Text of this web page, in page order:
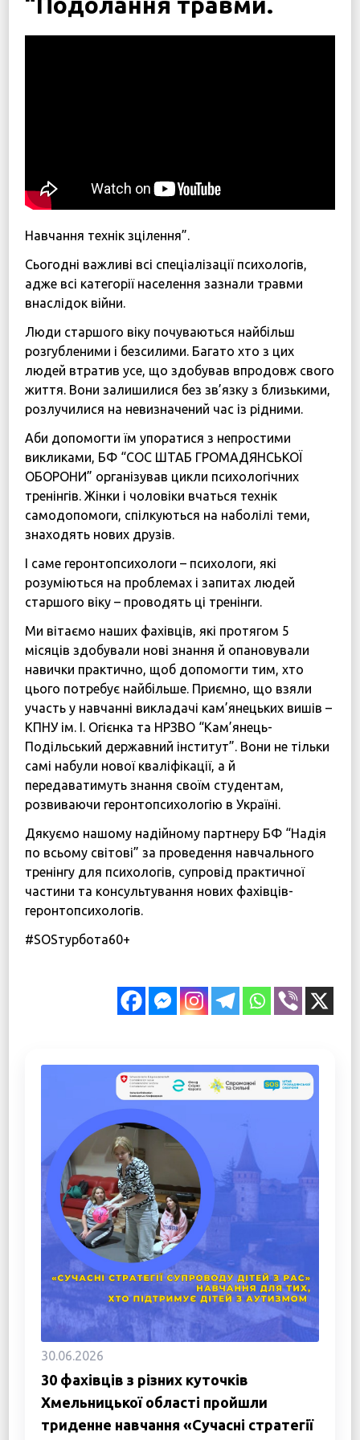
Закупівлі
Україна, м. Кам’янець-Подільський,
вул. Івана Франка, 30
sos.fondbf@gmail.com
+38 067 38 44 344
Навчання технік зцілення”.
Сьогодні важливі всі спеціалізації психологів,
адже всі категорії населення зазнали травми
внаслідок війни.
Люди старшого віку почуваються найбільш
розгубленими і безсилими. Багато хто з цих
людей втратив усе, що здобував впродовж свого
життя. Вони залишилися без зв’язку з близькими,
розлучилися на невизначений час із рідними.
Аби допомогти їм упоратися з непростими
викликами, БФ “СОС ШТАБ ГРОМАДЯНСЬКОЇ
ОБОРОНИ” організував цикли психологічних
тренінгів. Жінки і чоловіки вчаться технік
самодопомоги, спілкуються на наболілі теми,
знаходять нових друзів.
І саме геронтопсихологи – психологи, які
розуміються на проблемах і запитах людей
старшого віку – проводять ці тренінги.
Ми вітаємо наших фахівців, які протягом 5
місяців здобували нові знання й опановували
навички практично, щоб допомогти тим, хто
цього потребує найбільше. Приємно, що взяли
участь у навчанні викладачі кам’янецьких вишів –
КПНУ ім. І. Огієнка та НРЗВО “Кам’янець-
Подільський державний інститут”. Вони не тільки
самі набули нової кваліфікації, а й
передаватимуть знання своїм студентам,
розвиваючи геронтопсихологію в Україні.
Дякуємо нашому надійному партнеру БФ “Надія
по всьому світові” за проведення навчального
тренінгу для психологів, супровід практичної
частини та консультування нових фахівців-
геронтопсихологів.
#SOSтурбота60+
30.06.2026
30 фахівців з різних куточків
Хмельницької області пройшли
триденне навчання «Сучасні стратегії